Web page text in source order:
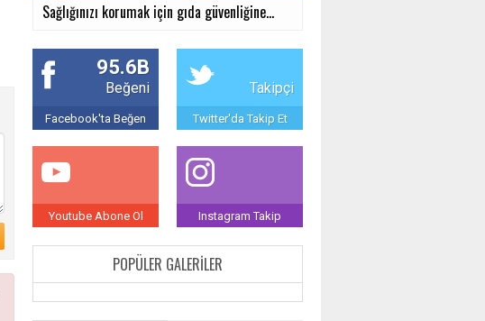
Sağlığınızı korumak için gıda güvenliğine...
95.6B
Beğeni
Facebook'ta Beğen
Takipçi
Twitter'da Takip Et
Youtube Abone Ol Instagram Takip
POPÜLER GALERILER